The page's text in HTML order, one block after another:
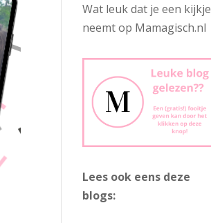
Wat leuk dat je een kijkje
neemt op Mamagisch.nl
Lees ook eens deze
blogs: